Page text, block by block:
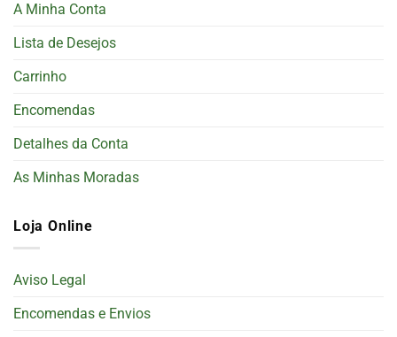
A Minha Conta
Lista de Desejos
Carrinho
Encomendas
Detalhes da Conta
As Minhas Moradas
Loja Online
Aviso Legal
Encomendas e Envios